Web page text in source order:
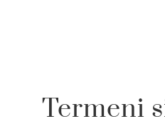
Termeni